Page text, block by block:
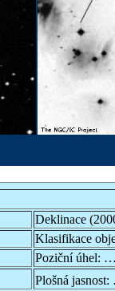
Deklinace
Klasifikace
Poziční úhel: …
Plošná jasnost: